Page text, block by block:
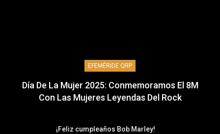
EFEMÉRIDE QRP
Día De La Mujer 2025: Conmemoramos El 8M
Con Las Mujeres Leyendas Del Rock
¡Feliz cumpleaños Bob Marley!